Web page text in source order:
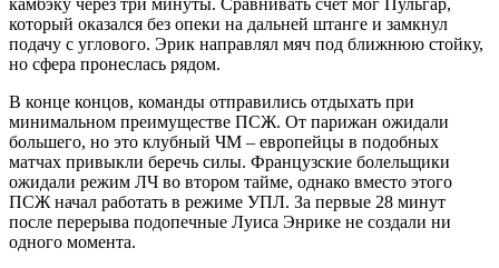
камбэку через три минуты. Сравнивать счет мог Пульгар,
который оказался без опеки на дальней штанге и замкнул
подачу с углового. Эрик направлял мяч под ближнюю стойку,
но сфера пронеслась рядом.
В конце концов, команды отправились отдыхать при
минимальном преимуществе ПСЖ. От парижан ожидали
большего, но это клубный ЧМ – европейцы в подобных
матчах привыкли беречь силы. Французские болельщики
ожидали режим ЛЧ во втором тайме, однако вместо этого
ПСЖ начал работать в режиме УПЛ. За первые 28 минут
после перерыва подопечные Луиса Энрике не создали ни
одного момента.